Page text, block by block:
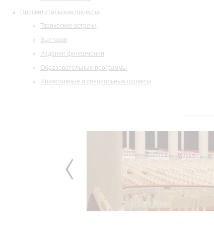
Просветительские проекты
Творческие встречи
Выставки
Издания филармонии
Образовательные программы
Инклюзивные и специальные проекты